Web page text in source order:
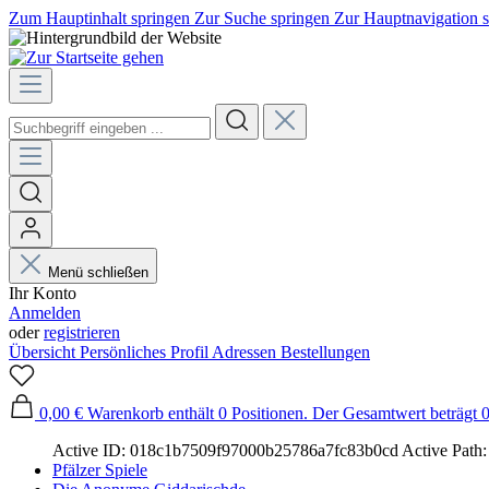
Zum Hauptinhalt springen Zur Suche springen Zur Hauptnavigation
Menü schließen
Ihr Konto
Anmelden
oderregistrieren
Übersicht Persönliches Profil Adressen Bestellungen
0,00 € Warenkorb enthält 0 Positionen. Der Gesamtwert beträgt
Active ID: 018c1b7509f97000b25786a7fc83b0cd Active Path:
Pfälzer Spiele